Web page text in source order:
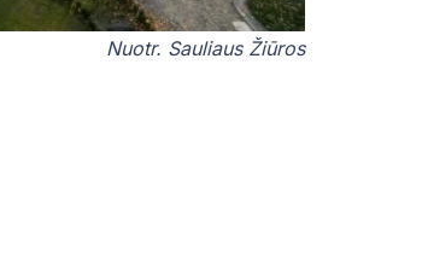
Nuotr. Sauliaus Žiūros